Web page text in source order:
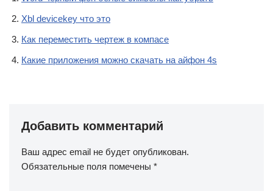
Xbl devicekey что это
Как переместить чертеж в компасе
Какие приложения можно скачать на айфон 4s
Добавить комментарий
Ваш адрес email не будет опубликован.
Обязательные поля помечены *